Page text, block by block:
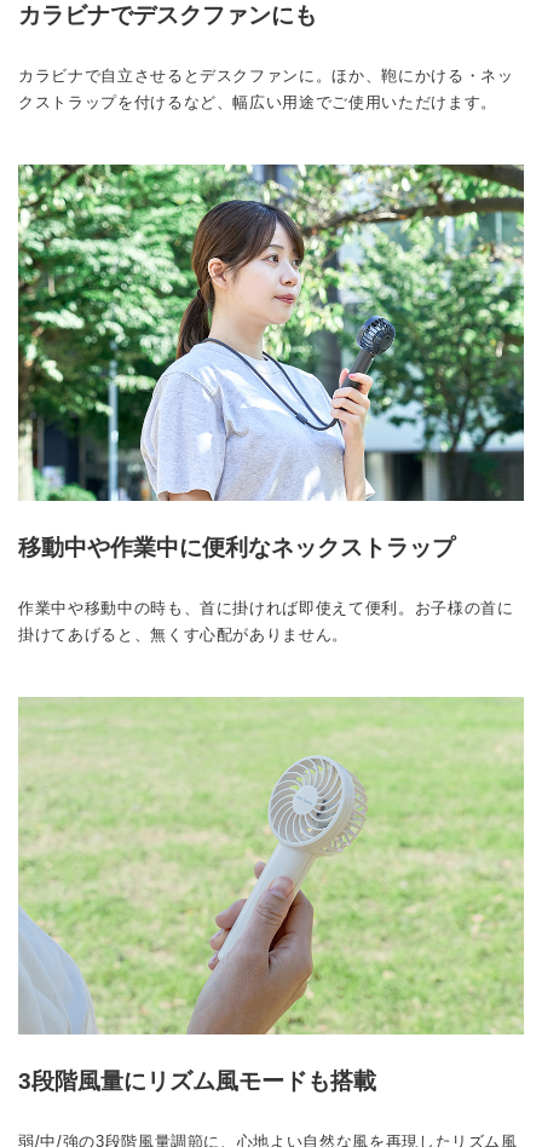
カラビナでデスクファンにも
カラビナで自立させるとデスクファンに。ほか、鞄にかける・ネッ
クストラップを付けるなど、幅広い用途でご使用いただけます。
移動中や作業中に便利なネックストラップ
作業中や移動中の時も、首に掛ければ即使えて便利。お子様の首に
掛けてあげると、無くす心配がありません。
3段階風量にリズム風モードも搭載
弱/中/強の3段階風量調節に、心地よい自然な風を再現したリズム風